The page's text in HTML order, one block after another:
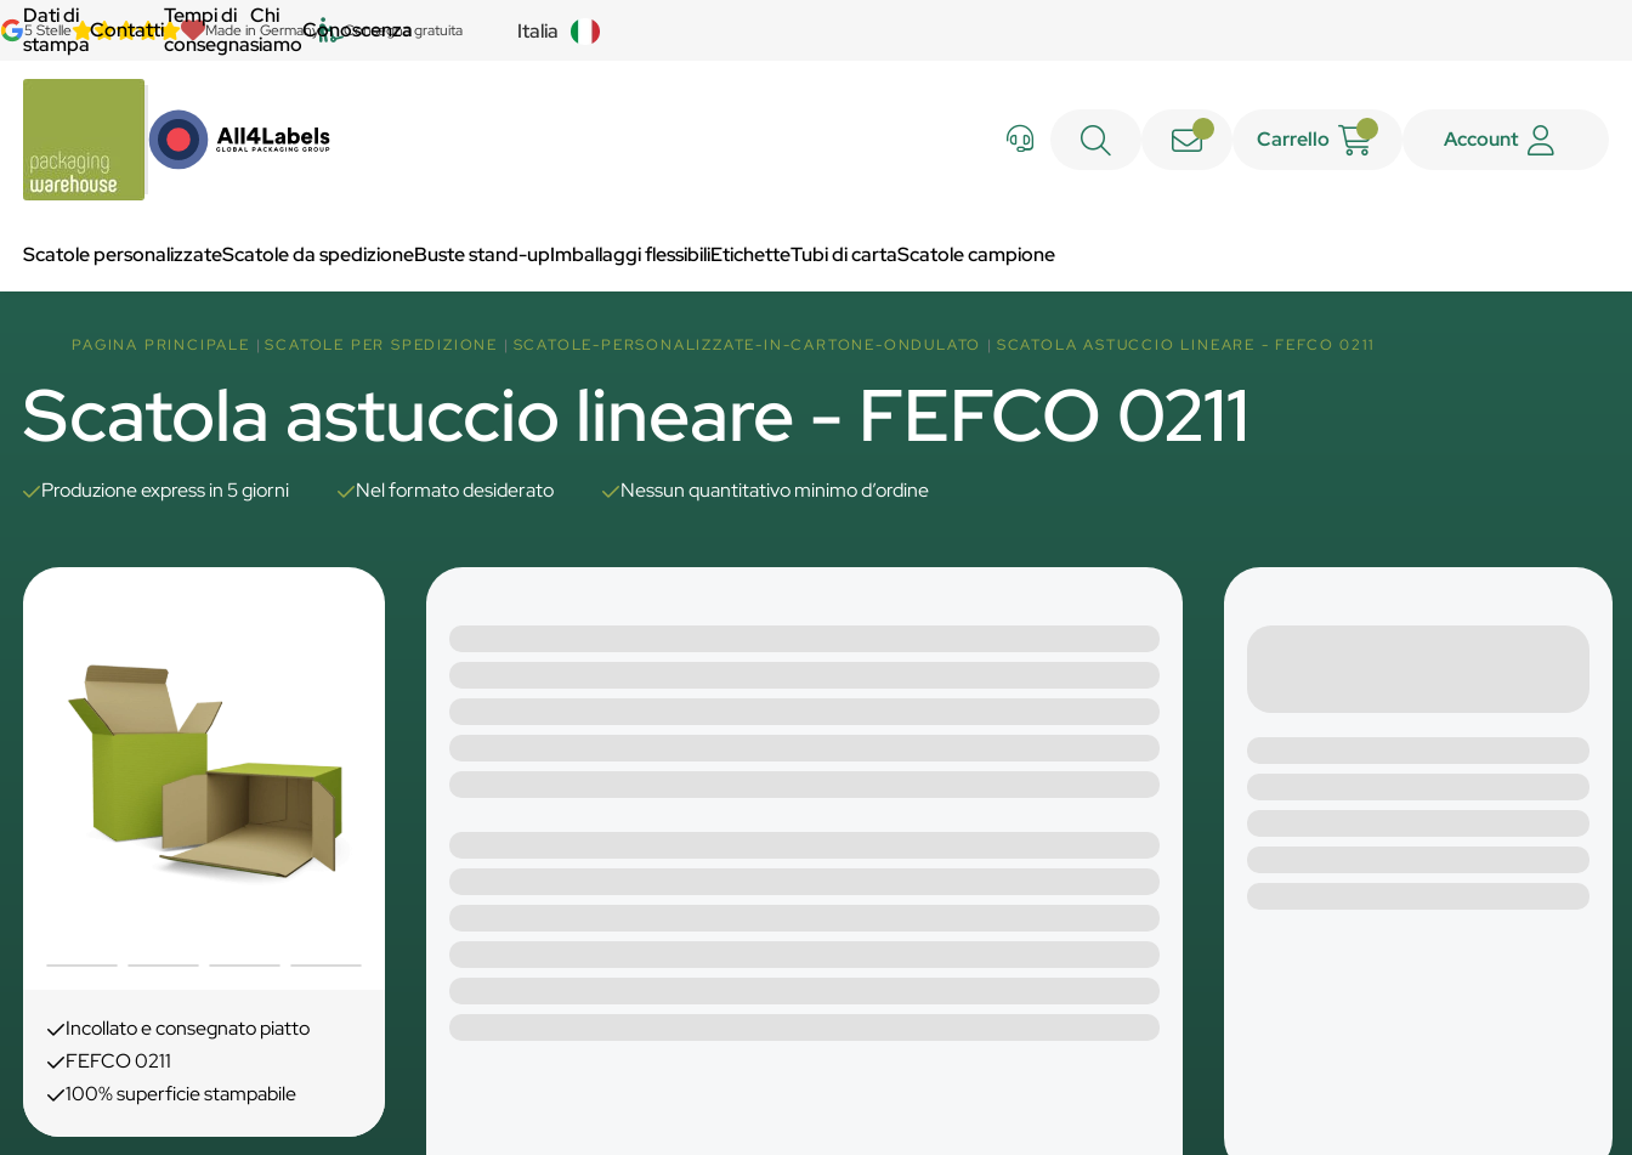
5 Stelle Made in Germany Consegna gratuita Italia
Carrello Account
Scatole personalizzateScatole da spedizioneBuste stand-upImballaggi flessibiliEtichetteTubi di cartaScatole campione
Dati di
stampa
Contatti
Tempi di
consegna
Chi
siamo
Conoscenza
PAGINA PRINCIPALE SCATOLE PER SPEDIZIONE SCATOLE-PERSONALIZZATE-IN-CARTONE-ONDULATO SCATOLA ASTUCCIO LINEARE - FEFCO 0211
Scatola astuccio lineare - FEFCO 0211
Produzione express in 5 giorni Nel formato desiderato Nessun quantitativo minimo d’ordine
Incollato e consegnato piatto
FEFCO 0211
100% superficie stampabile